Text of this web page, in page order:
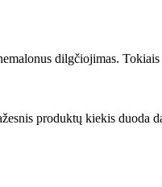
dilgčiojimas.
produktų kiekis duoda